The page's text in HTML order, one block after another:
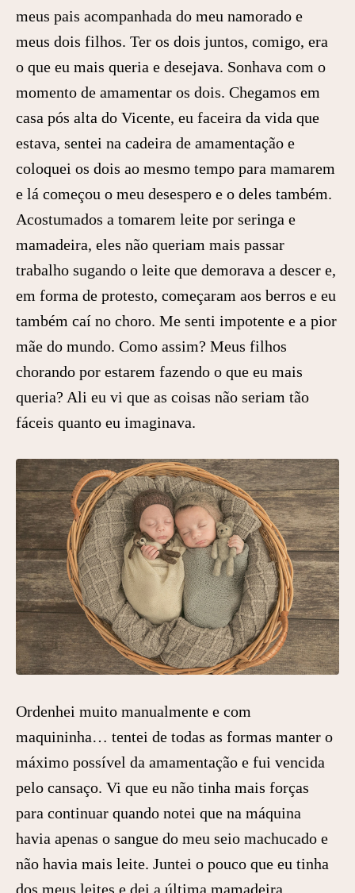
meus pais acompanhada do meu namorado e
meus dois filhos. Ter os dois juntos, comigo, era
o que eu mais queria e desejava. Sonhava com o
momento de amamentar os dois. Chegamos em
casa pós alta do Vicente, eu faceira da vida que
estava, sentei na cadeira de amamentação e
coloquei os dois ao mesmo tempo para mamarem
e lá começou o meu desespero e o deles também.
Acostumados a tomarem leite por seringa e
mamadeira, eles não queriam mais passar
trabalho sugando o leite que demorava a descer e,
em forma de protesto, começaram aos berros e eu
também caí no choro. Me senti impotente e a pior
mãe do mundo. Como assim? Meus filhos
chorando por estarem fazendo o que eu mais
queria? Ali eu vi que as coisas não seriam tão
fáceis quanto eu imaginava.
Ordenhei muito manualmente e com
maquininha… tentei de todas as formas manter o
máximo possível da amamentação e fui vencida
pelo cansaço. Vi que eu não tinha mais forças
para continuar quando notei que na máquina
havia apenas o sangue do meu seio machucado e
não havia mais leite. Juntei o pouco que eu tinha
dos meus leites e dei a última mamadeira